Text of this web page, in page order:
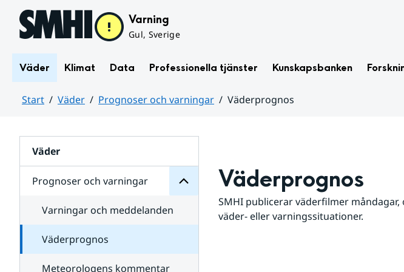
Hoppa till sidans innehåll Varning
Gul, Sverige
Väder Klimat Data Professionella tjänster Kunskapsbanken
Start Väder Prognoser och varningar
Väderprognos
Väder
Prognoser och varningar
för
varningar
Varningar och meddelanden
Väderprognos
Meteorologens kommentar
Väderprognos
SMHI publicerar väderfilmer
väder- eller varningssituationer.